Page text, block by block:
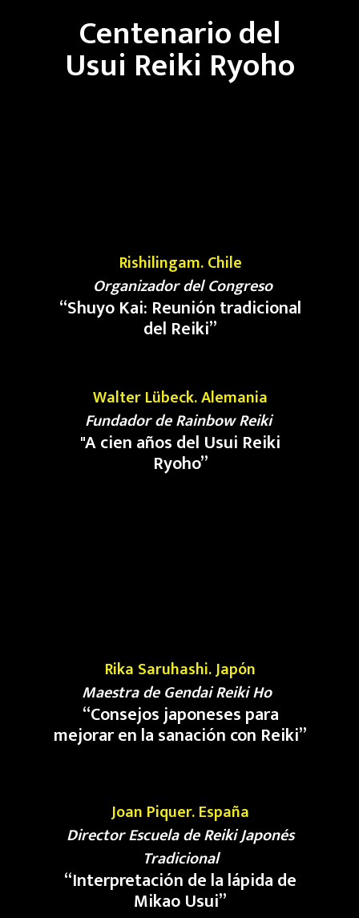
Centenario del
Usui Reiki Ryoho
Rishilingam. Chile
Organizador del Congreso
“Shuyo Kai: Reunión tradicional
del Reiki”
WalterLübeck.Alemania
Fundador de Rainbow Reiki
"A cien años del Usui Reiki
Ryoho”
Rika Saruhashi. Japón
Maestra de Gendai Reiki Ho
“Consejos japoneses para
mejorar en la sanación con Reiki”
Joan Piquer. España
Director Escuela de Reiki Japonés
Tradicional
“Interpretación de la lápida de
Mikao Usui”